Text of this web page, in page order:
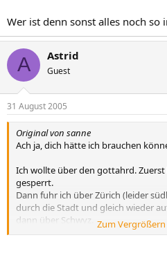
Wer ist denn sonst alles noch so
A Astrid
Guest
31 August 2005
Original von sanne
Ach ja, dich hätte ich brauchen
Ich wollte über den gottahrd. Zuerst
gesperrt.
Dann fuhr ich über Zürich (leider
durch die Stadt und gleich wieder
dann über Schwyz.
Dann war die Autobahn kurz vor
Zum Vergrößern